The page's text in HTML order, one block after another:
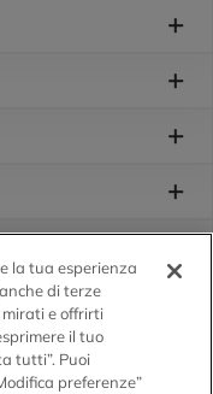
la tua esperienza
di terze
e offrirti
il tuo
tutti”. Puoi
preferenze”